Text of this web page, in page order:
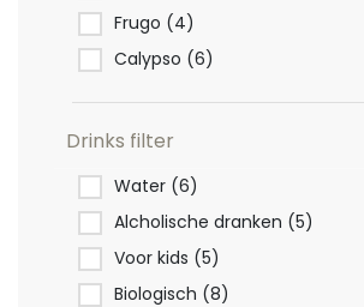
Frugo (4)
Calypso (6)
Drinks filter
Water (6)
Alcholische dranken (5)
Voor kids (5)
Biologisch (8)